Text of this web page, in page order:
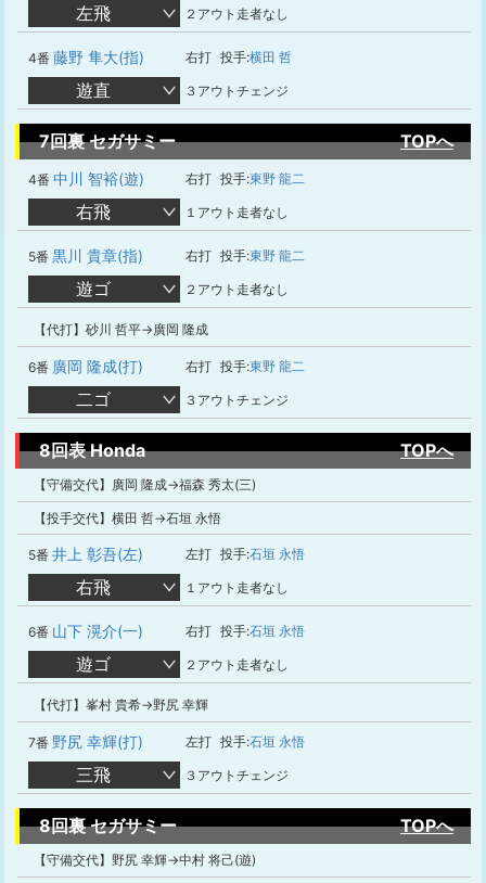
左飛 ２アウト走者なし
4番 藤野 隼大(指) 右打 投手:横田 哲
遊直 ３アウトチェンジ
7回裏 セガサミー TOPへ
4番 中川 智裕(遊) 右打 投手:東野 龍二
右飛 １アウト走者なし
5番 黒川 貴章(指) 右打 投手:東野 龍二
遊ゴ ２アウト走者なし
【代打】砂川 哲平→廣岡 隆成
6番 廣岡 隆成(打) 右打 投手:東野 龍二
二ゴ ３アウトチェンジ
8回表 Honda TOPへ
【守備交代】廣岡 隆成→福森 秀太(三)
【投手交代】横田 哲→石垣 永悟
5番 井上 彰吾(左) 左打 投手:石垣 永悟
右飛 １アウト走者なし
6番 山下 滉介(一) 右打 投手:石垣 永悟
遊ゴ ２アウト走者なし
【代打】峯村 貴希→野尻 幸輝
7番 野尻 幸輝(打) 左打 投手:石垣 永悟
三飛 ３アウトチェンジ
8回裏 セガサミー TOPへ
【守備交代】野尻 幸輝→中村 将己(遊)